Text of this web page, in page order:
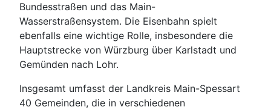
Bundesstraßen und das Main-
Wasserstraßensystem. Die Eisenbahn spielt
ebenfalls eine wichtige Rolle, insbesondere die
Hauptstrecke von Würzburg über Karlstadt und
Gemünden nach Lohr.
Insgesamt umfasst der Landkreis Main-Spessart
40 Gemeinden, die in verschiedenen